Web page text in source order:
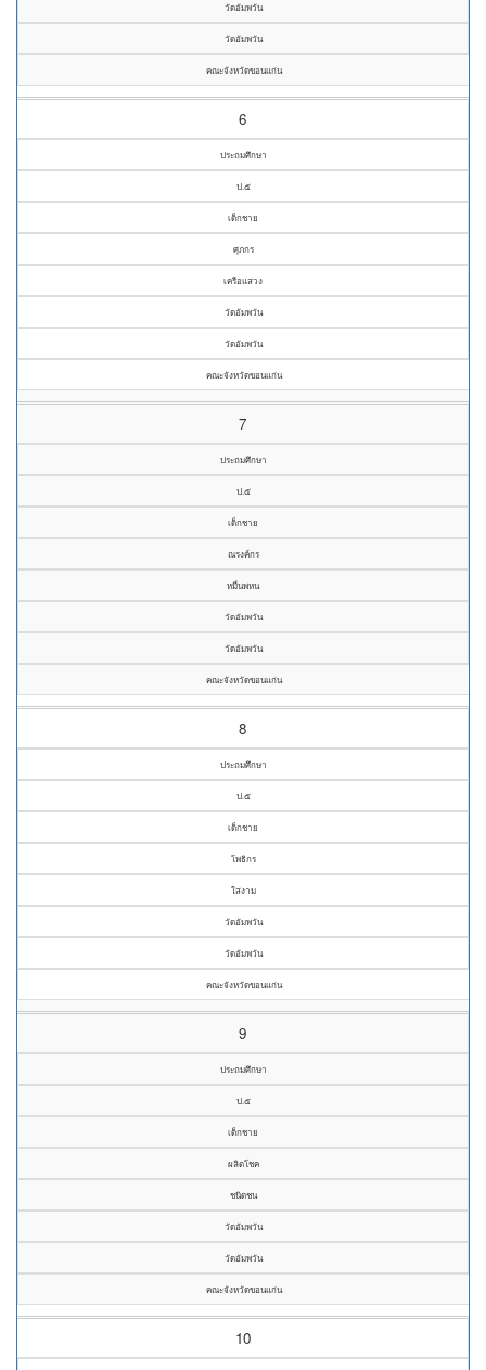
วัดอัมพวัน
วัดอัมพวัน
คณะจังหวัดขอนแก่น
6
ประถมศึกษา
ป.๕
เด็กชาย
ศุภกร
เครือแสวง
วัดอัมพวัน
วัดอัมพวัน
คณะจังหวัดขอนแก่น
7
ประถมศึกษา
ป.๕
เด็กชาย
ณรงค์กร
หมื่นพหน
วัดอัมพวัน
วัดอัมพวัน
คณะจังหวัดขอนแก่น
8
ประถมศึกษา
ป.๕
เด็กชาย
โพธิกร
ใสงาม
วัดอัมพวัน
วัดอัมพวัน
คณะจังหวัดขอนแก่น
9
ประถมศึกษา
ป.๕
เด็กชาย
ผลิตโชค
ชนิดชน
วัดอัมพวัน
วัดอัมพวัน
คณะจังหวัดขอนแก่น
10